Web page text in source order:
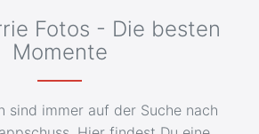
Fotos - Die besten
Momente
sind immer auf der Suche nach